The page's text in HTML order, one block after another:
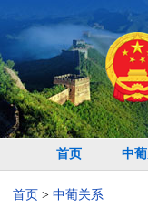
首页 中
首页 > 中葡关系